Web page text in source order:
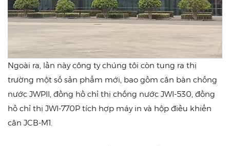
Ngoài ra, lần này công ty chúng tôi còn tung ra thị
trường một số sản phẩm mới, bao gồm cân bàn chống
nước JWPII, đồng hồ chỉ thị chống nước JWI-530, đồng
hồ chỉ thị JWI-770P tích hợp máy in và hộp điều khiển
cân JCB-M1.